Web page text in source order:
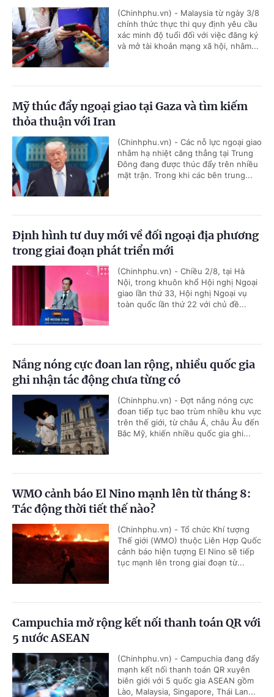
(Chinhphu.vn) - Malaysia từ ngày 3/8
chính thức thực thi quy định yêu cầu
xác minh độ tuổi đối với việc đăng ký
và mở tài khoản mạng xã hội, nhằm...
Mỹ thúc đẩy ngoại giao tại Gaza và tìm kiếm
thỏa thuận với Iran
(Chinhphu.vn) - Các nỗ lực ngoại giao
nhằm hạ nhiệt căng thẳng tại Trung
Đông đang được thúc đẩy trên nhiều
mặt trận. Trong khi các bên trung...
Định hình tư duy mới về đối ngoại địa phương
trong giai đoạn phát triển mới
(Chinhphu.vn) - Chiều 2/8, tại Hà
Nội, trong khuôn khổ Hội nghị Ngoại
giao lần thứ 33, Hội nghị Ngoại vụ
toàn quốc lần thứ 22 với chủ đề...
Nắng nóng cực đoan lan rộng, nhiều quốc gia
ghi nhận tác động chưa từng có
(Chinhphu.vn) - Đợt nắng nóng cực
đoan tiếp tục bao trùm nhiều khu vực
trên thế giới, từ châu Á, châu Âu đến
Bắc Mỹ, khiến nhiều quốc gia ghi...
WMO cảnh báo El Nino mạnh lên từ tháng 8:
Tác động thời tiết thế nào?
(Chinhphu.vn) - Tổ chức Khí tượng
Thế giới (WMO) thuộc Liên Hợp Quốc
cảnh báo hiện tượng El Nino sẽ tiếp
tục mạnh lên trong giai đoạn từ...
Campuchia mở rộng kết nối thanh toán QR với
5 nước ASEAN
(Chinhphu.vn) - Campuchia đang đẩy
mạnh kết nối thanh toán QR xuyên
biên giới với 5 quốc gia ASEAN gồm
Lào, Malaysia, Singapore, Thái Lan...